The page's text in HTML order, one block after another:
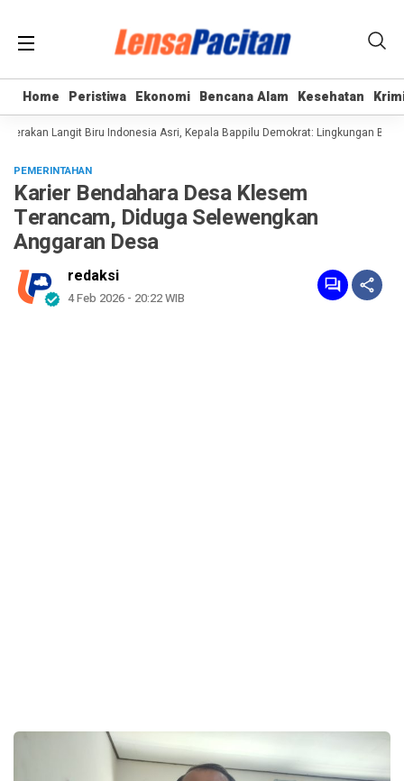
Home Peristiwa Ekonomi Bencana Alam Kesehatan
Home Peristiwa Ekonomi Bencana Alam Kesehatan
Langit Biru Indonesia Asri, Kepala Bappilu Demokrat: Lingkungan
PEMERINTAHAN
Karier Bendahara Desa Klesem
Terancam, Diduga Selewengkan
Anggaran Desa
redaksi
4 Feb 2026 - 20:22 WIB